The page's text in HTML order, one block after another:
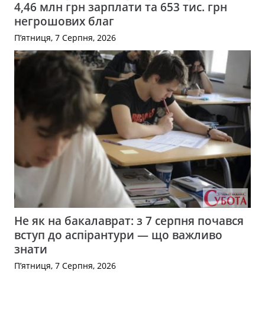
4,46 млн грн зарплати та 653 тис. грн
негрошових благ
П’ятниця, 7 Серпня, 2026
Не як на бакалаврат: з 7 серпня почався
вступ до аспірантури — що важливо
знати
П’ятниця, 7 Серпня, 2026